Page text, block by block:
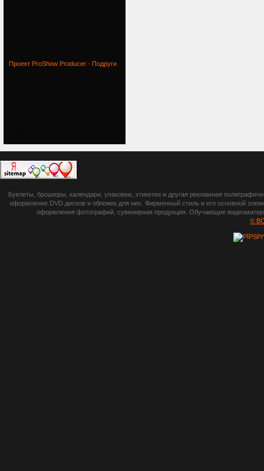
Проект ProShow Producer - Подруги
botsetto.ru -
photoshop,
шрифты,
Буклеты, брошюры, календари, упаковки, этикетки и другая рекламная
оформление DVD дисков и обложек для них. Фирменный стиль и его основной
оформления фотографий, сувенирная продукция. Обучающие
©